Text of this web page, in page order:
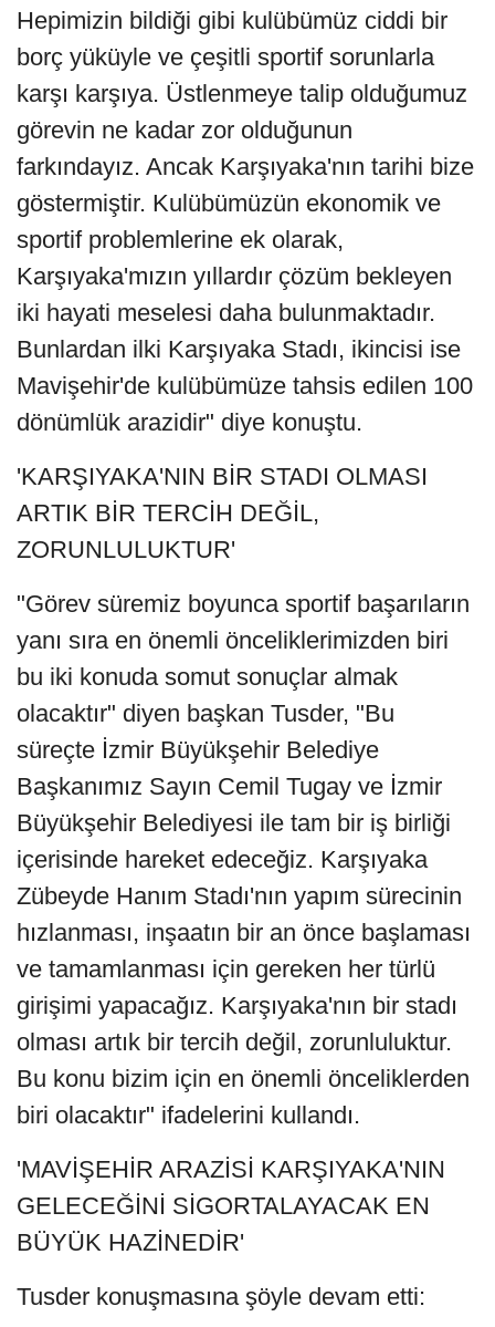
Hepimizin bildiği gibi kulübümüz ciddi bir
borç yüküyle ve çeşitli sportif sorunlarla
karşı karşıya. Üstlenmeye talip olduğumuz
görevin ne kadar zor olduğunun
farkındayız. Ancak Karşıyaka'nın tarihi bize
göstermiştir. Kulübümüzün ekonomik ve
sportif problemlerine ek olarak,
Karşıyaka'mızın yıllardır çözüm bekleyen
iki hayati meselesi daha bulunmaktadır.
Bunlardan ilki Karşıyaka Stadı, ikincisi ise
Mavişehir'de kulübümüze tahsis edilen 100
dönümlük arazidir" diye konuştu.
'KARŞIYAKA'NIN BİR STADI OLMASI
ARTIK BİR TERCİH DEĞİL,
ZORUNLULUKTUR'
"Görev süremiz boyunca sportif başarıların
yanı sıra en önemli önceliklerimizden biri
bu iki konuda somut sonuçlar almak
olacaktır" diyen başkan Tusder, "Bu
süreçte İzmir Büyükşehir Belediye
Başkanımız Sayın Cemil Tugay ve İzmir
Büyükşehir Belediyesi ile tam bir iş birliği
içerisinde hareket edeceğiz. Karşıyaka
Zübeyde Hanım Stadı'nın yapım sürecinin
hızlanması, inşaatın bir an önce başlaması
ve tamamlanması için gereken her türlü
girişimi yapacağız. Karşıyaka'nın bir stadı
olması artık bir tercih değil, zorunluluktur.
Bu konu bizim için en önemli önceliklerden
biri olacaktır" ifadelerini kullandı.
'MAVİŞEHİR ARAZİSİ KARŞIYAKA'NIN
GELECEĞİNİ SİGORTALAYACAK EN
BÜYÜK HAZİNEDİR'
Tusder konuşmasına şöyle devam etti: